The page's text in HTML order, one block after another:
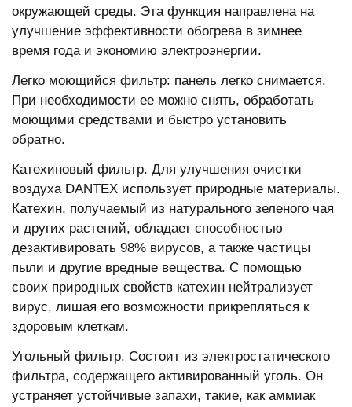
окружающей среды. Эта функция направлена на
улучшение эффективности обогрева в зимнее
время года и экономию электроэнергии.
Легко моющийся фильтр: панель легко снимается.
При необходимости ее можно снять, обработать
моющими средствами и быстро установить
обратно.
Катехиновый фильтр. Для улучшения очистки
воздуха DANTEX использует природные материалы.
Катехин, получаемый из натурального зеленого чая
и других растений, обладает способностью
дезактивировать 98% вирусов, а также частицы
пыли и другие вредные вещества. С помощью
своих природных свойств катехин нейтрализует
вирус, лишая его возможности прикрепляться к
здоровым клеткам.
Угольный фильтр. Состоит из электростатического
фильтра, содержащего активированный уголь. Он
устраняет устойчивые запахи, такие, как аммиак